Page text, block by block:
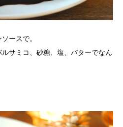
ースで。
サミコ、砂糖、塩、バターでなん